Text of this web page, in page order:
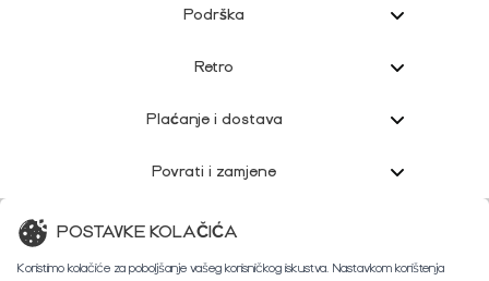
Podrška
Retro
Plaćanje i dostava
Povrati i zamjene
Korisnička podrška
POSTAVKE KOLAČIĆA
Koristimo kolačiće za poboljšanje vašeg korisničkog iskustva. Nastavkom korištenja